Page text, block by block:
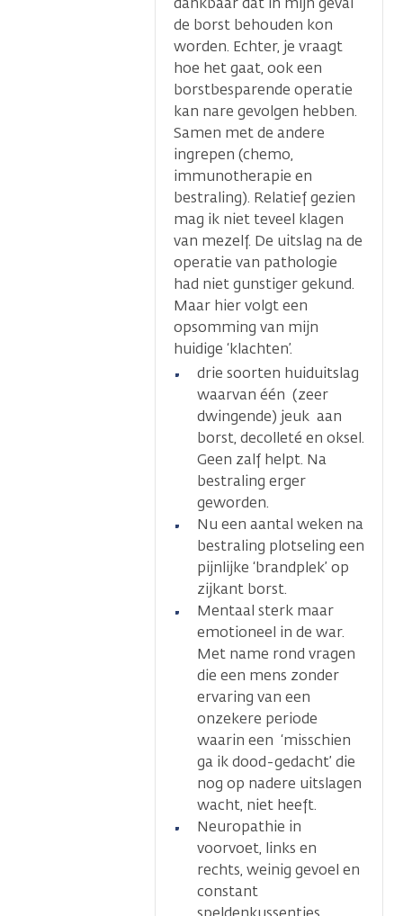
de borst behouden kon
worden. Echter, je vraagt
hoe het gaat, ook een
borstbesparende operatie
kan nare gevolgen hebben.
Samen met de andere
ingrepen (chemo,
immunotherapie en
bestraling). Relatief gezien
mag ik niet teveel klagen
van mezelf. De uitslag na de
operatie van pathologie
had niet gunstiger gekund.
Maar hier volgt een
opsomming van mijn
huidige ‘klachten’.
drie soorten huiduitslag
waarvan één (zeer
dwingende) jeuk aan
borst, decolleté en oksel.
Geen zalf helpt. Na
bestraling erger
geworden.
Nu een aantal weken na
bestraling plotseling een
pijnlijke ‘brandplek’ op
zijkant borst.
Mentaal sterk maar
emotioneel in de war.
Met name rond vragen
die een mens zonder
ervaring van een
onzekere periode
waarin een ‘misschien
ga ik dood-gedacht’ die
nog op nadere uitslagen
wacht, niet heeft.
Neuropathie in
voorvoet, links en
rechts, weinig gevoel en
constant